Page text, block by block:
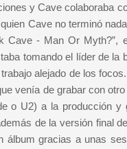
y Cave colaboraba
Cave no terminó
- Man Or Myth?”,
tomando el líder de la
alejado de los focos.
venía de grabar con
o U2) a la producción y
de la versión final
gracias a unas